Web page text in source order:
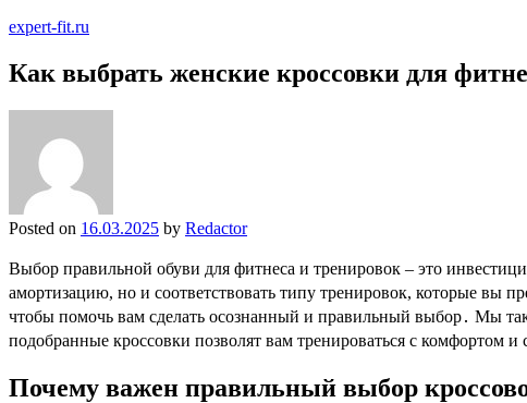
expert-fit.ru
Как выбрать женские кроссовки для
Posted on 16.03.2025 by Redactor
Выбор правильной обуви для фитнеса и тренировок – это
амортизацию, но и соответствовать типу тренировок, которые вы
чтобы помочь вам сделать осознанный и правильный выбор․ Мы
подобранные кроссовки позволят вам тренироваться с комфортом и
Почему важен правильный выбор